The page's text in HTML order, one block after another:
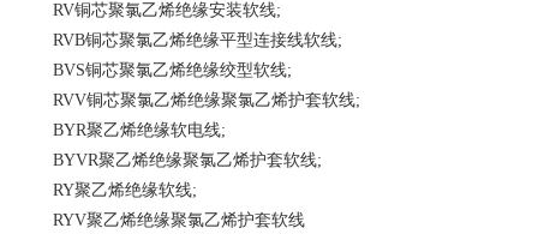
RV铜芯聚氯乙烯绝缘安装软线;
RVB铜芯聚氯乙烯绝缘平型连接线软线;
BVS铜芯聚氯乙烯绝缘绞型软线;
RVV铜芯聚氯乙烯绝缘聚氯乙烯护套软线;
BYR聚乙烯绝缘软电线;
BYVR聚乙烯绝缘聚氯乙烯护套软线;
RY聚乙烯绝缘软线;
RYV聚乙烯绝缘聚氯乙烯护套软线